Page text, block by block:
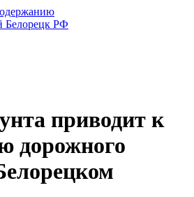
Белорецк РФ
приводит к
дорожного